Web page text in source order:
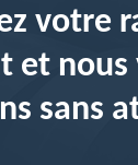
votre
et nous
sans